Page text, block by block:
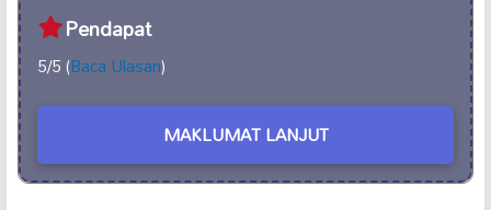
Pendapat
5/5 (Baca Ulasan)
MAKLUMAT LANJUT